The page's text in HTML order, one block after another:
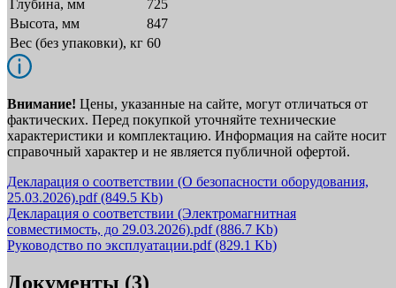
Глубина, мм
725
Высота, мм
847
Вес (без упаковки), кг 60
Внимание! Цены, указанные на сайте, могут отличаться от
фактических. Перед покупкой уточняйте технические
характеристики и комплектацию. Информация на сайте носит
справочный характер и не является публичной офертой.
Декларация о соответствии (О безопасности оборудования,
25.03.2026).pdf(849.5 Kb)
Декларация о соответствии (Электромагнитная
совместимость, до 29.03.2026).pdf(886.7 Kb)
Руководство по эксплуатации.pdf(829.1 Kb)
Документы (3)